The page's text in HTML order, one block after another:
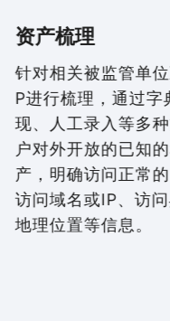
资产梳理
针对相关被监管单
P进行梳理，通过
现、人工录入等多
户对外开放的已知
产，明确访问正常
访问域名或IP、访
地理位置等信息。